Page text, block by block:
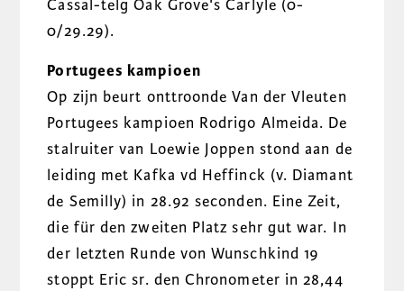
Cassal-telg Oak Grove's Carlyle (0-
0/29.29).
Portugees kampioen
Op zijn beurt onttroonde Van der Vleuten
Portugees kampioen Rodrigo Almeida. De
stalruiter van Loewie Joppen stond aan de
leiding met Kafka vd Heffinck (v. Diamant
de Semilly) in 28.92 seconden. Eine Zeit,
die für den zweiten Platz sehr gut war. In
der letzten Runde von Wunschkind 19
stoppt Eric sr. den Chronometer in 28,44